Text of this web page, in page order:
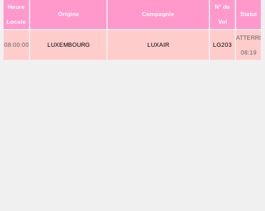
Heure
Locale
Origine Compagnie
N° de
Vol
Statut
08:00:00 LUXEMBOURG LUXAIR LG203
ATTERRI
08:19